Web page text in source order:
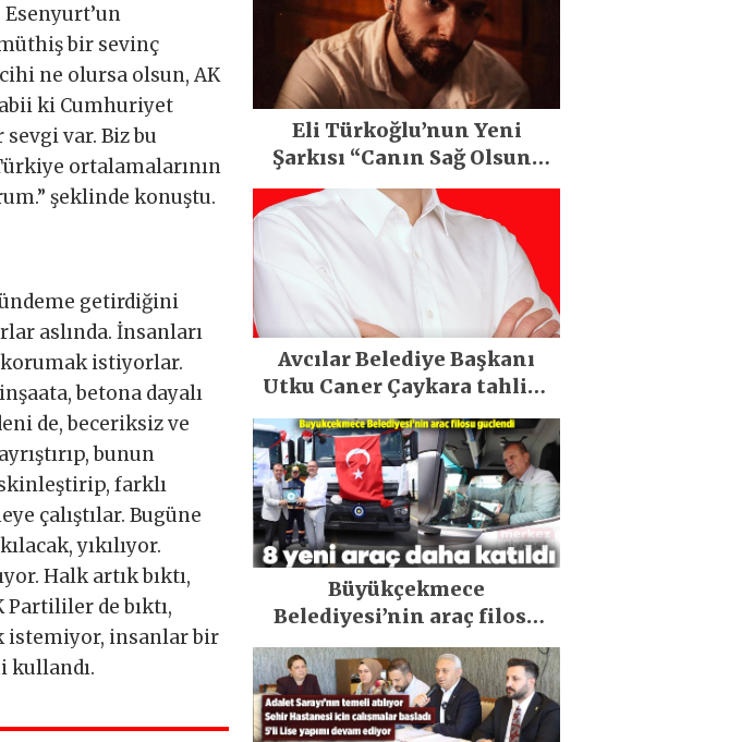
bir sevinç
ne olursa olsun, AK
ki Cumhuriyet
var. Biz bu
ortalamalarının
şeklinde konuştu.
getirdiğini
aslında. İnsanları
korumak istiyorlar.
betona dayalı
de, beceriksiz ve
bunun
farklı
çalıştılar. Bugüne
yıkılıyor.
Halk artık bıktı,
Partililer de bıktı,
istemiyor, insanlar bir
kullandı.
Eli Türkoğlu’nun Yeni
Şarkısı “Canın Sağ Olsun”
Büyük İlgi Gördü!..
Avcılar Belediye Başkanı
Utku Caner Çaykara tahliye
edildi
Büyükçekmece
Belediyesi’nin araç filosu
güçlendi